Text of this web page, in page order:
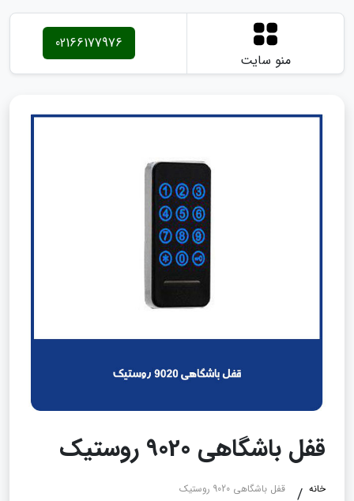
منو سایت
02166177976
قفل باشگاهی 9020 روستیک
خانه قفل باشگاهی 9020 روستیک